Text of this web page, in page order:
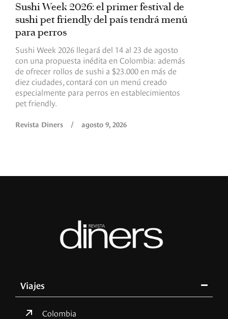
Sushi Week 2026: el primer festival de
sushi pet friendly del país tendrá menú
para perros
Sushi Week 2026 llegará del 14 al 23 de agosto
con una propuesta inédita en Colombia: además
de ofrecer rollos de sushi a $23.000 en más de
diez ciudades, contará con un menú creado
especialmente para perros en establecimientos
pet friendly.
Revista Diners / agosto 9, 2026
Viajes
Colombia